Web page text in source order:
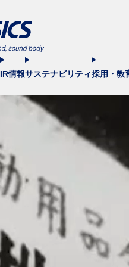
IR情報サステナビリティ採用・教